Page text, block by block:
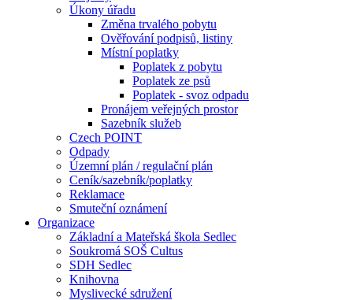
Úkony úřadu
Změna trvalého pobytu
Ověřování podpisů, listiny
Místní poplatky
Poplatek z pobytu
Poplatek ze psů
Poplatek - svoz odpadu
Pronájem veřejných prostor
Sazebník služeb
Czech POINT
Odpady
Územní plán / regulační plán
Ceník/sazebník/poplatky
Reklamace
Smuteční oznámení
Organizace
Základní a Mateřská škola Sedlec
Soukromá SOŠ Cultus
SDH Sedlec
Knihovna
Myslivecké sdružení